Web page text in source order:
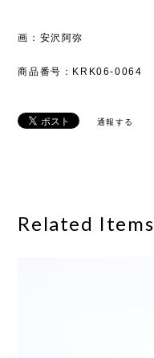
画：安沢阿弥
商品番号：KRK06-0064
通報する
Related Items